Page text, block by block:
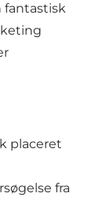
fantastisk
placeret
fra